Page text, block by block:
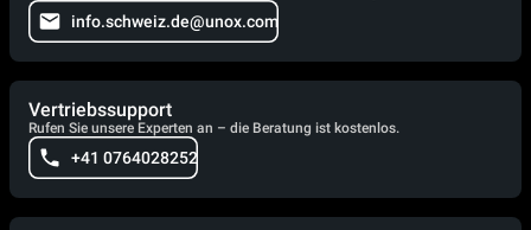
info.schweiz.de@unox.com
Vertriebssupport
Rufen Sie unsere Experten an – die Beratung ist kostenlos.
+41 0764028252